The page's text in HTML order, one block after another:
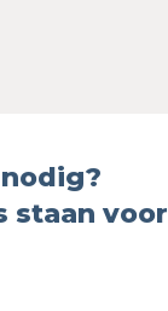
staan voor